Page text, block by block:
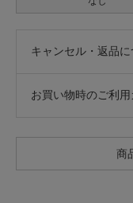
キャンセル・返品に
お買い物時のご利
商